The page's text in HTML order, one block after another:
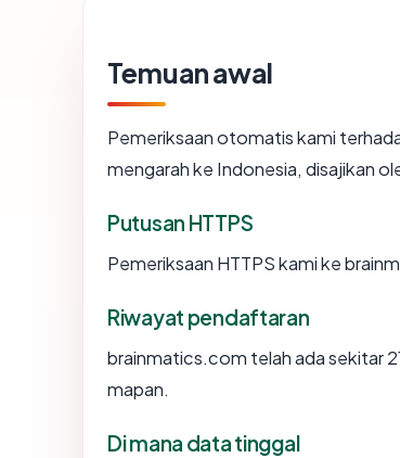
Temuan awal
Pemeriksaan otomatis kami
mengarah ke Indonesia, disajikan
Putusan HTTPS
Pemeriksaan HTTPS kami ke
Riwayat pendaftaran
brainmatics.com telah ada sekitar
mapan.
Di mana data tinggal